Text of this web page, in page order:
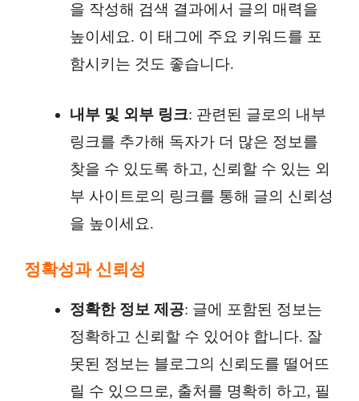
을 작성해 검색 결과에서 글의 매력을
높이세요. 이 태그에 주요 키워드를 포
함시키는 것도 좋습니다.
내부 및 외부 링크: 관련된 글로의 내부
링크를 추가해 독자가 더 많은 정보를
찾을 수 있도록 하고, 신뢰할 수 있는 외
부 사이트로의 링크를 통해 글의 신뢰성
을 높이세요.
정확성과 신뢰성
정확한 정보 제공: 글에 포함된 정보는
정확하고 신뢰할 수 있어야 합니다. 잘
못된 정보는 블로그의 신뢰도를 떨어뜨
릴 수 있으므로, 출처를 명확히 하고, 필